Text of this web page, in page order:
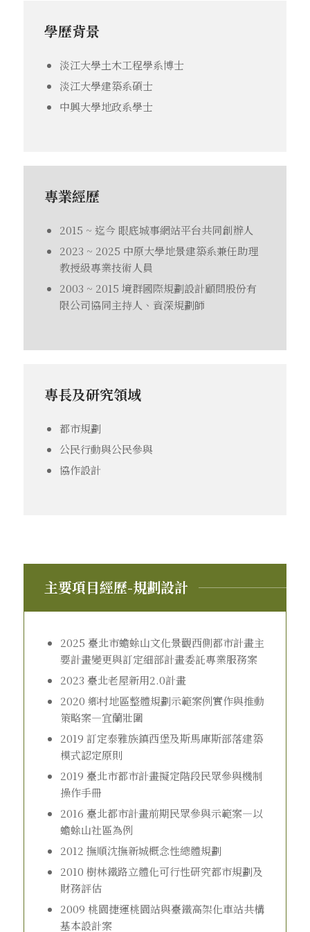
學歷背景
淡江大學土木工程學系博士
淡江大學建築系碩士
中興大學地政系學士
專業經歷
2015 ~ 迄今 眼底城事網站平台共同創辦人
2023 ~ 2025 中原大學地景建築系兼任助理
教授級專業技術人員
2003 ~ 2015 境群國際規劃設計顧問股份有
限公司協同主持人、資深規劃師
專長及研究領域
都市規劃
公民行動與公民參與
協作設計
主要項目經歷-規劃設計
2025 臺北市蟾蜍山文化景觀西側都市計畫主
要計畫變更與訂定細部計畫委託專業服務案
2023 臺北老屋新用2.0計畫
2020 鄉村地區整體規劃示範案例實作與推動
策略案—宜蘭壯圍
2019 訂定泰雅族鎮西堡及斯馬庫斯部落建築
模式認定原則
2019 臺北市都市計畫擬定階段民眾參與機制
操作手冊
2016 臺北都市計畫前期民眾參與示範案—以
蟾蜍山社區為例
2012 撫順沈撫新城概念性總體規劃
2010 樹林鐵路立體化可行性研究都市規劃及
財務評估
2009 桃園捷運桃園站與臺鐵高架化車站共構
基本設計案